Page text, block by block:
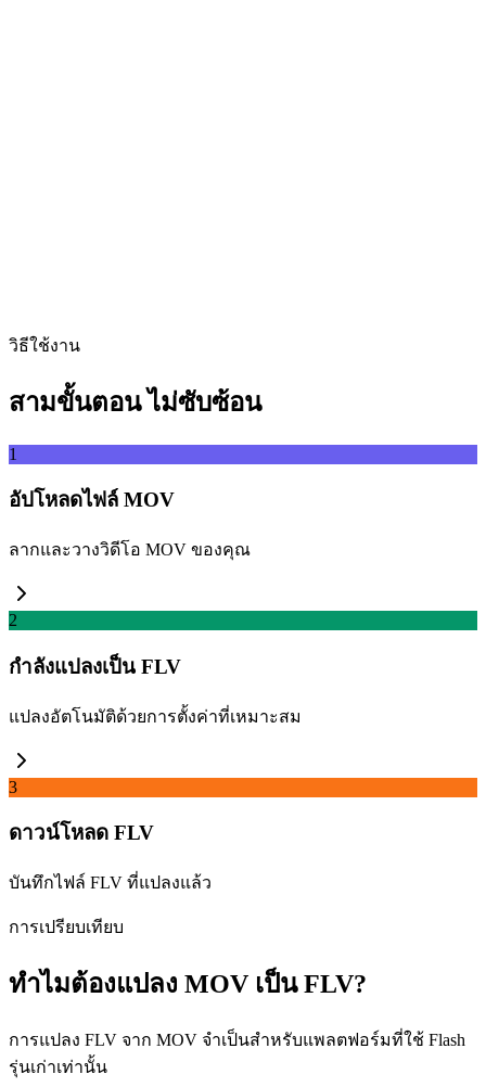
วิธีใช้งาน
สามขั้นตอน ไม่ซับซ้อน
1
อัปโหลดไฟล์ MOV
ลากและวางวิดีโอ MOV ของคุณ
2
กำลังแปลงเป็น FLV
แปลงอัตโนมัติด้วยการตั้งค่าที่เหมาะสม
3
ดาวน์โหลด FLV
บันทึกไฟล์ FLV ที่แปลงแล้ว
การเปรียบเทียบ
ทำไมต้องแปลง MOV เป็น FLV?
การแปลง FLV จาก MOV จำเป็นสำหรับแพลตฟอร์มที่ใช้ Flash
รุ่นเก่าเท่านั้น